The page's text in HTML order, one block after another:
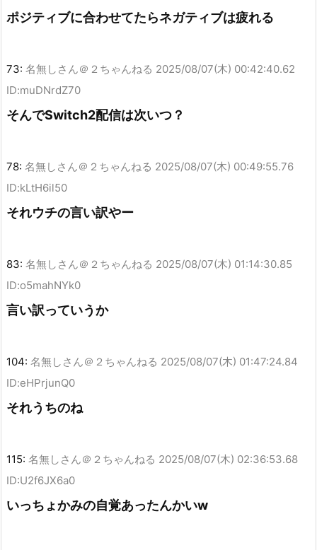
ポジティブに合わせてたらネガティブは疲れる
73: 名無しさん＠２ちゃんねる 2025/08/07(木) 00:42:40.62
ID:muDNrdZ70
そんでSwitch2配信は次いつ？
78: 名無しさん＠２ちゃんねる 2025/08/07(木) 00:49:55.76
ID:kLtH6il50
それウチの言い訳やー
83: 名無しさん＠２ちゃんねる 2025/08/07(木) 01:14:30.85
ID:o5mahNYk0
言い訳っていうか
104: 名無しさん＠２ちゃんねる 2025/08/07(木) 01:47:24.84
ID:eHPrjunQ0
それうちのね
115: 名無しさん＠２ちゃんねる 2025/08/07(木) 02:36:53.68
ID:U2f6JX6a0
いっちょかみの自覚あったんかいw